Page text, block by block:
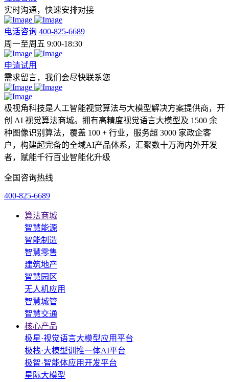
实时沟通，快速安排对接
电话咨询 400-825-6689
周一至周五 9:00-18:30
申请试用
需求留言，我们会尽快联系您
极视角科技是人工智能视觉算法与大模型解决方案提供商，开
创 AI 视觉算法商城。拥有高精度视觉语言大模型及 1500 余
种图像识别算法，覆盖 100 + 行业，服务超 3000 家政企客
户，构建起完备的全域AI产品体系，汇聚数十万海内外开发
者，赋能千行百业智能化升级
全国咨询热线
400-825-6689
算法商城
智慧能源
智能制造
智慧零售
建筑地产
智慧园区
无人机应用
智慧城管
智慧交通
核心产品
极星·视觉语言大模型应用平台
极栈·大模型训推一体AI平台
极智·智能体应用开发平台
星际大模型